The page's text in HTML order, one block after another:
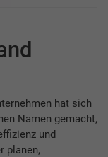
hat sich
Namen gemacht,
und
planen,